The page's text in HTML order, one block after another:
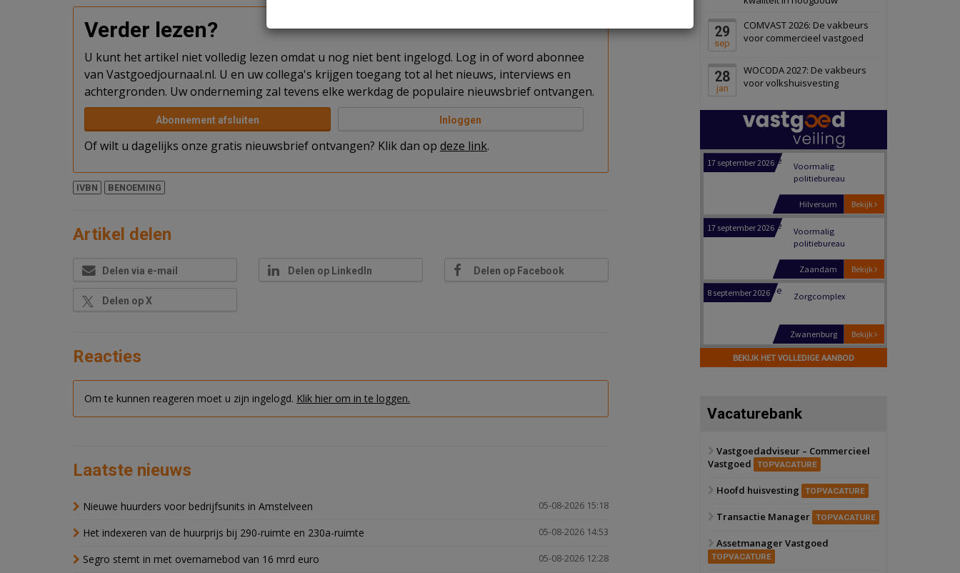
Verder lezen?
U kunt het artikel niet volledig lezen omdat u nog niet bent ingelogd. Log in of word abonnee
van Vastgoedjournaal.nl. U en uw collega's krijgen toegang tot al het nieuws, interviews en
achtergronden. Uw onderneming zal tevens elke werkdag de populaire nieuwsbrief ontvangen.
Abonnement afsluiten Inloggen
Of wilt u dagelijks onze gratis nieuwsbrief ontvangen? Klik dan op deze link.
IVBN BENOEMING
Artikel delen
Delen via e-mail Delen op LinkedIn Delen op Facebook
Delen op X
Reacties
Om te kunnen reageren moet u zijn ingelogd. Klik hier om in te loggen.
Laatste nieuws
05-08-2026 15:18
Nieuwe huurders voor bedrijfsunits in Amstelveen
05-08-2026 14:53
Het indexeren van de huurprijs bij 290-ruimte en 230a-ruimte
05-08-2026 12:28
Segro stemt in met overnamebod van 16 mrd euro
29
sep
COMVAST 2026: De vakbeurs
voor commercieel vastgoed
28
jan
WOCODA 2027: De vakbeurs
voor volkshuisvesting
Panheel
17 september 2026
Voormalig
Bekijk
Dordrecht
17 september 2026
politiebureau
Hilversum
17 september 2026
Voormalig
politiebureau
Bekijk
Zaandam
8 september 2026 Zorgcomplex
Bekijk
Zwanenburg
6 oktober 2026 Transformatieobject
Bekijk
Schiedam
22 september 2026 Attractiepark
Schuinesloot
27 augustus 2026 Binnenvaartschip
17 september 2026
BEKIJK HET VOLLEDIGE AANBOD
Vacaturebank
Vastgoedadviseur – Commercieel
Vastgoed
TOPVACATURE
Hoofd huisvesting TOPVACATURE
Transactie Manager TOPVACATURE
Assetmanager Vastgoed
TOPVACATURE